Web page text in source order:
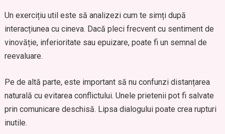
Un exercițiu util este să analizezi cum te simți după
interacțiunea cu cineva. Dacă pleci frecvent cu sentiment de
vinovăție, inferioritate sau epuizare, poate fi un semnal de
reevaluare.
Pe de altă parte, este important să nu confunzi distanțarea
naturală cu evitarea conflictului. Unele prietenii pot fi salvate
prin comunicare deschisă. Lipsa dialogului poate crea rupturi
inutile.